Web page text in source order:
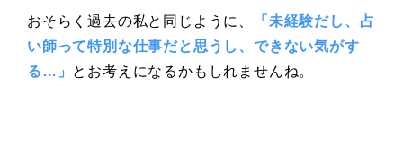
おそらく過去の私と同じように、
「未経験だし、占
い師って特別な仕事だと思うし、できない気がす
る…」 とお考えになるかもしれませんね。